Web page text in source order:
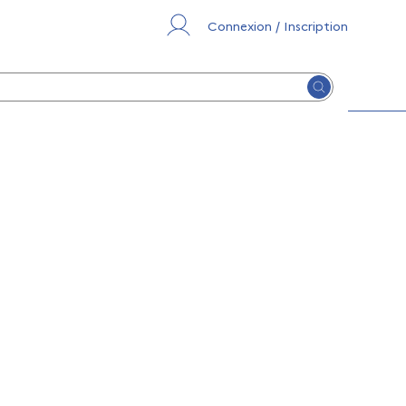
Connexion / Inscription
Lancer la